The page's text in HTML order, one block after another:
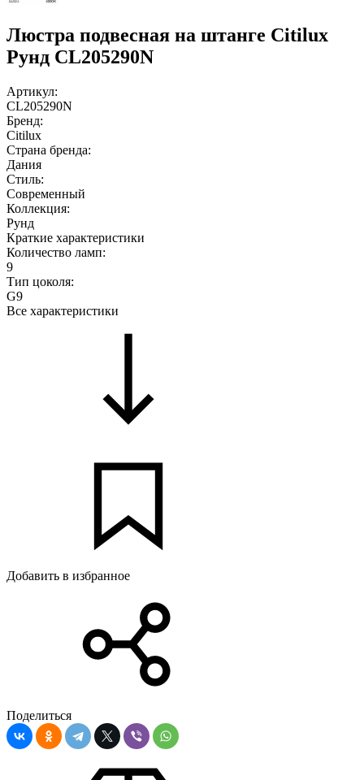
Люстра подвесная на штанге Citilux
Рунд CL205290N
Артикул:
CL205290N
Бренд:
Citilux
Страна бренда:
Дания
Стиль:
Современный
Коллекция:
Рунд
Краткие характеристики
Количество ламп:
9
Тип цоколя:
G9
Все характеристики
Добавить в избранное
Поделиться